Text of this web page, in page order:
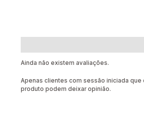
Ainda não existem avaliações.
Apenas clientes com sessão iniciada que
produto podem deixar opinião.